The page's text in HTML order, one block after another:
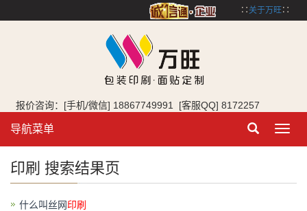
∷ 关于万旺∷
报价咨询：[手机/微信] 18867749991 [客服QQ] 8172257
导航菜单
印刷 搜索结果页
什么叫丝网印刷